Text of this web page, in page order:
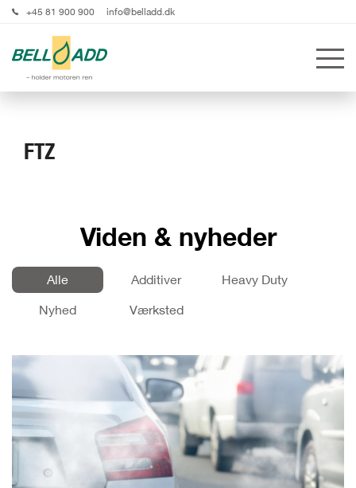
+45 81 900 900 info@belladd.dk
FTZ
Viden & nyheder
Alle Additiver
Heavy Duty
Nyhed
Værksted